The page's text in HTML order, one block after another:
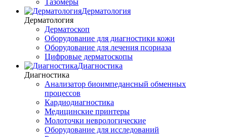
Тазомеры
Дерматология
Дерматология
Дерматоскоп
Оборудование для диагностики кожи
Оборудование для лечения псориаза
Цифровые дерматоскопы
Диагностика
Диагностика
Анализатор биоимпедансный обменных
процессов
Кардиодиагностика
Медицинские принтеры
Молоточки неврологические
Оборудование для исследований